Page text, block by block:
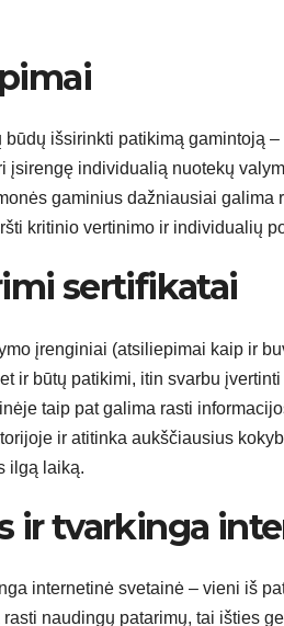
išsirinkti patikimą gamintoją
įsirengę individualią nuotekų
gaminius dažniausiai galima
kritinio vertinimo ir individualių
sertifikatai
įrenginiai (atsiliepimai kaip ir
ir būtų patikimi, itin svarbu
taip pat galima rasti
ir atitinka aukščiausius
ilgą laiką.
ir tvarkinga
internetinė svetainė – vieni iš
naudingų patarimų, tai išties